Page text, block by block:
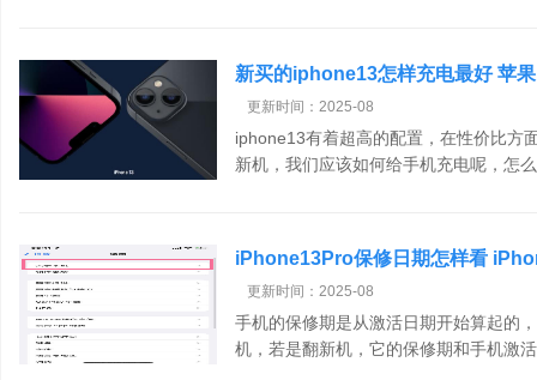
新买的iphone13怎样充电最好 苹
更新时间：2025-08
iphone13有着超高的配置，在性价比方
新机，我们应该如何给手机充电呢，怎
iPhone13Pro保修日期怎样看
更新时间：2025-08
手机的保修期是从激活日期开始算起的
机，若是翻新机，它的保修期和手机激